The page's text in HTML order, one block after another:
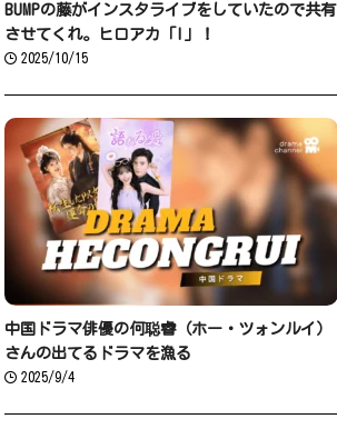
BUMPの藤がインスタライブをしていたので共有
させてくれ。ヒロアカ「I」！
2025/10/15
中国ドラマ俳優の何聪睿（ホー・ツォンルイ）
さんの出てるドラマを漁る
2025/9/4